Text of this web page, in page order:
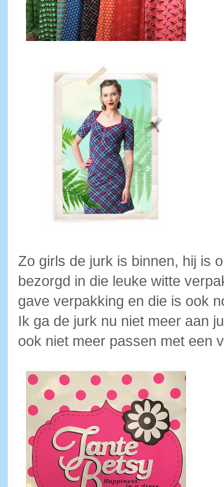
Zo girls de jurk is binnen, hij is
bezorgd in die leuke witte
gave verpakking en die is ook
Ik ga de jurk nu niet meer aan
ook niet meer passen met een